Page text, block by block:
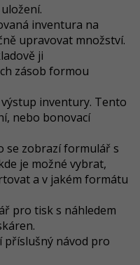
inventura na
upravovat množství.
ji
zásob formou
inventury. Tento
nebo bonovací
se zobrazí formulář s
je možné vybrat,
a v jakém formátu
pro tisk s náhledem
návod pro